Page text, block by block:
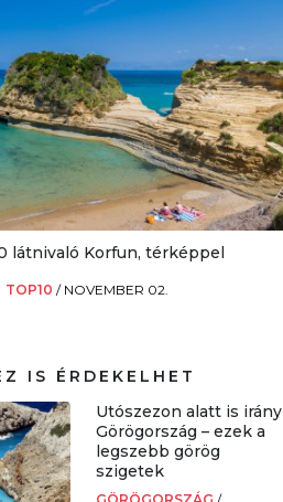
látnivaló Korfun, térképpel
TOP10/ NOVEMBER 02.
IS ÉRDEKELHET
Utószezon alatt is irány
Görögország – ezek a
legszebb görög
szigetek